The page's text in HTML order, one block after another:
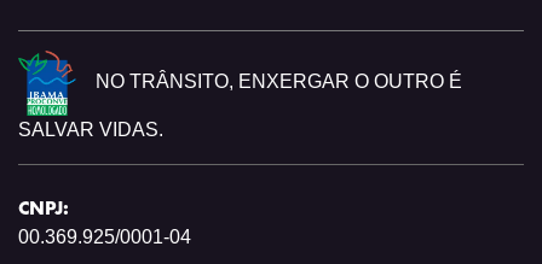
NO TRÂNSITO, ENXERGAR O OUTRO É
SALVAR VIDAS.
CNPJ:
00.369.925/0001-04